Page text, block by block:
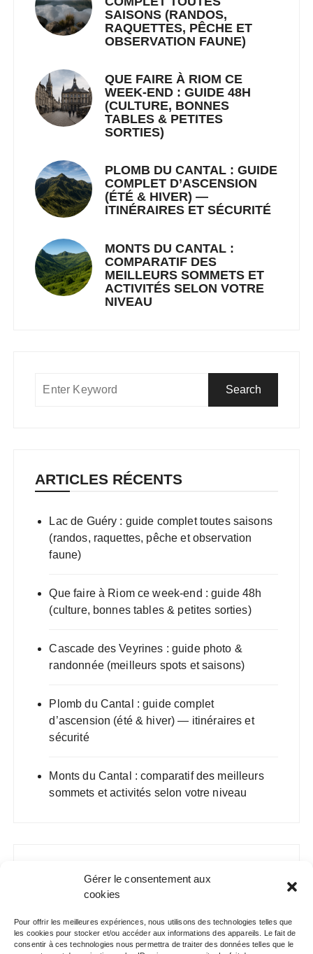
Gérer le consentement aux
cookies
Pour offrir les meilleures expériences, nous utilisons des technologies telles que
les cookies pour stocker et/ou accéder aux informations des appareils. Le fait de
consentir à ces technologies nous permettra de traiter des données telles que le
SAISONS (RANDOS,
RAQUETTES, PÊCHE ET
OBSERVATION FAUNE)
QUE FAIRE À RIOM CE
WEEK-END : GUIDE 48H
(CULTURE, BONNES
TABLES & PETITES
SORTIES)
PLOMB DU CANTAL : GUIDE
COMPLET D’ASCENSION
(ÉTÉ & HIVER) —
ITINÉRAIRES ET SÉCURITÉ
MONTS DU CANTAL :
COMPARATIF DES
MEILLEURS SOMMETS ET
ACTIVITÉS SELON VOTRE
NIVEAU
ARTICLES RÉCENTS
Lac de Guéry : guide complet toutes saisons
(randos, raquettes, pêche et observation
faune)
Que faire à Riom ce week-end : guide 48h
(culture, bonnes tables & petites sorties)
Cascade des Veyrines : guide photo &
randonnée (meilleurs spots et saisons)
Plomb du Cantal : guide complet
d’ascension (été & hiver) — itinéraires et
sécurité
Monts du Cantal : comparatif des meilleurs
sommets et activités selon votre niveau